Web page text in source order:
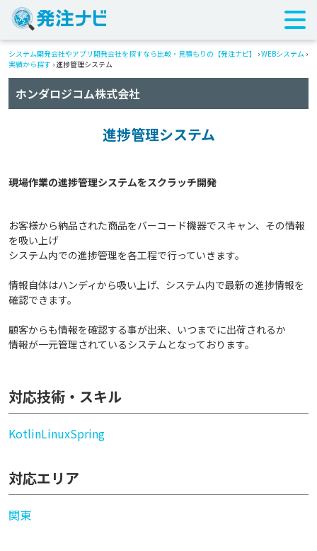
システム開発会社やアプリ開発会社を探すなら比較・見積もりの【発注ナビ】 ›WEBシステム ›
実績から探す ›進捗管理システム
ホンダロジコム株式会社
進捗管理システム
お客様から納品された商品をバーコード機器でスキャン、その情報
を吸い上げ
システム内での進捗管理を各工程で行っていきます。
情報自体はハンディから吸い上げ、システム内で最新の進捗情報を
確認できます。
顧客からも情報を確認する事が出来、いつまでに出荷されるか
情報が一元管理されているシステムとなっております。
対応技術・スキル
KotlinLinuxSpring
対応エリア
関東